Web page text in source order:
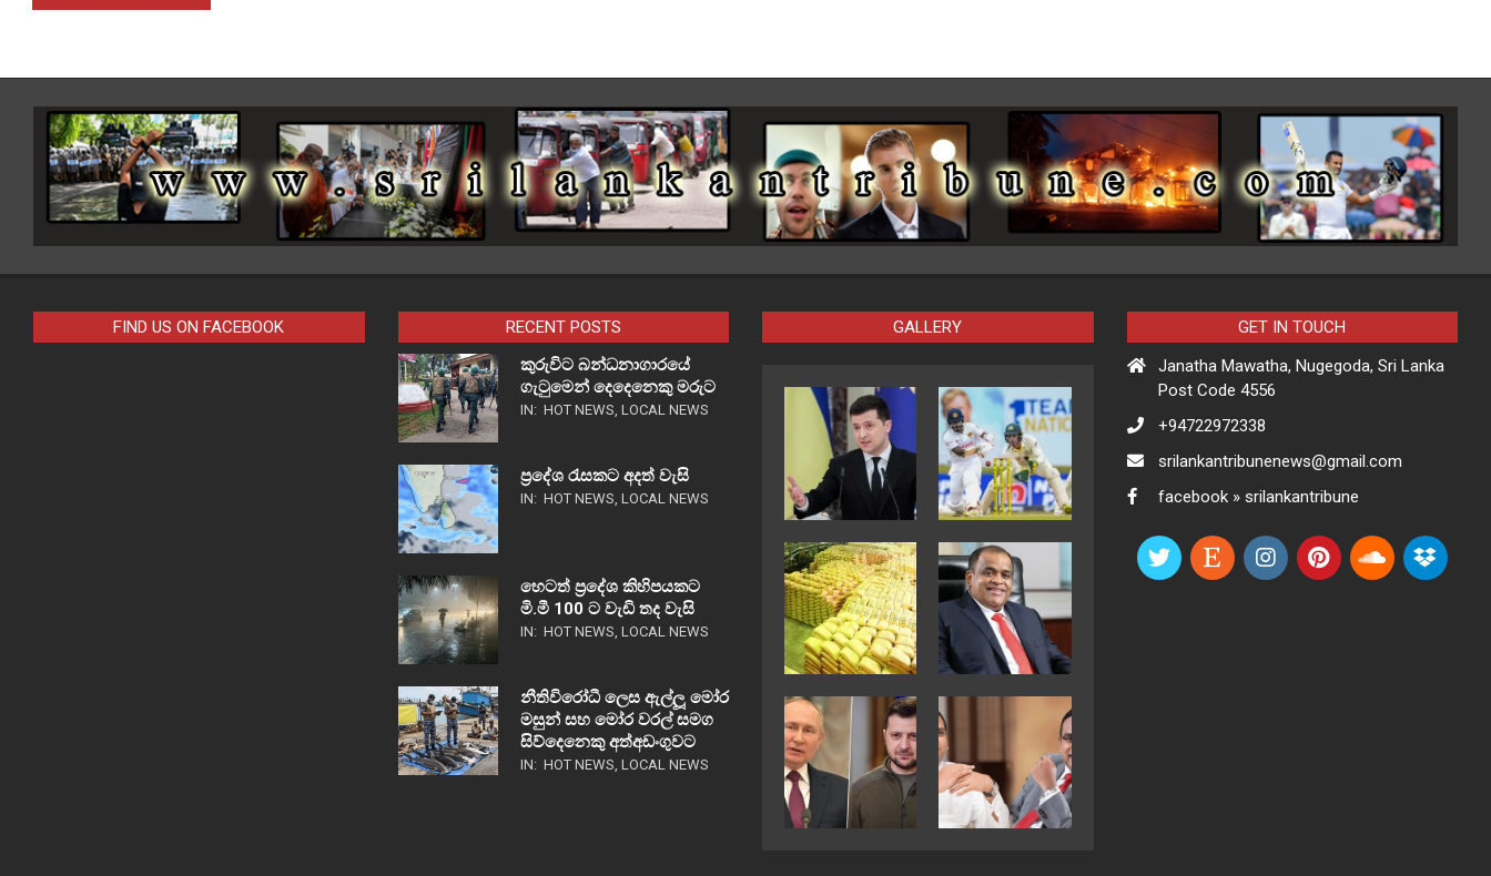
FIND US ON FACEBOOK
RECENT POSTS
කුරුවිට බන්ධනාගාරයේ
ගැටුමෙන් දෙදෙනෙකු මරුට
IN: HOT NEWS, LOCAL NEWS
ප්‍රදේශ රැසකට අදත් වැසි
IN: HOT NEWS, LOCAL NEWS
හෙටත් ප්‍රදේශ කිහිපයකට
මි.මී 100 ට වැඩි තද වැසි
IN: HOT NEWS, LOCAL NEWS
නීතිවිරෝධී ලෙස ඇල්ලූ මෝර
මසුන් සහ මෝර වරල් සමග
සිව්දෙනෙකු අත්අඩංගුවට
IN: HOT NEWS, LOCAL NEWS
GALLERY
GET IN TOUCH
Janatha Mawatha, Nugegoda, Sri Lanka
Post Code 4556
+94722972338
srilankantribunenews@gmail.com
facebook » srilankantribune